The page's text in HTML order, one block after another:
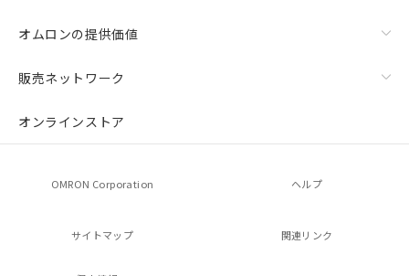
オムロンの提供価値
販売ネットワーク
オンラインストア
OMRON Corporation ヘルプ
サイトマップ 関連リンク